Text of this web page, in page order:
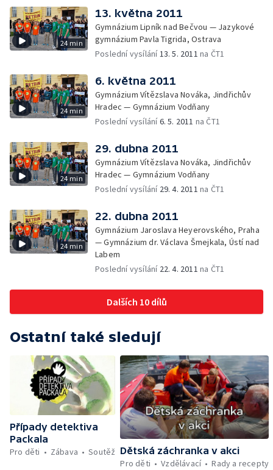
24 min
13. května 2011
Gymnázium Lipník nad Bečvou — Jazykové
gymnázium Pavla Tigrida, Ostrava
Poslední vysílání13. 5. 2011 na ČT1
24 min
6. května 2011
Gymnázium Vítězslava Nováka, Jindřichův
Hradec — Gymnázium Vodňany
Poslední vysílání6. 5. 2011 na ČT1
24 min
29. dubna 2011
Gymnázium Vítězslava Nováka, Jindřichův
Hradec — Gymnázium Vodňany
Poslední vysílání 29. 4. 2011 na ČT1
24 min
22. dubna 2011
Gymnázium Jaroslava Heyerovského, Praha
— Gymnázium dr. Václava Šmejkala, Ústí nad
Labem
Poslední vysílání 22. 4. 2011 na ČT1
Dalších 10 dílů
Ostatní také sledují
Případy detektiva
Packala
Pro děti
Zábava Soutěž Dětská záchranka v akci
Pro děti
Vzdělávací Rady a recepty